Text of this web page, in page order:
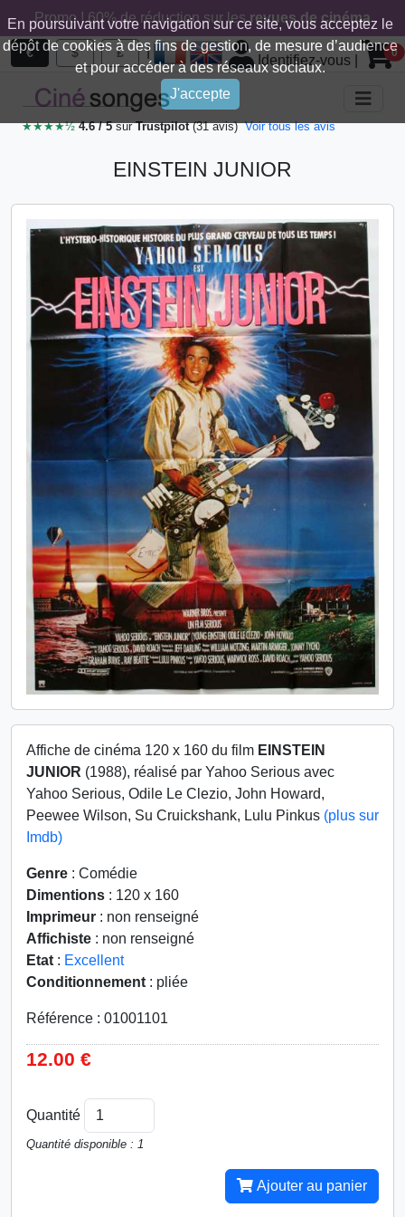
En poursuivant votre navigation sur ce site, vous acceptez le
dépôt de cookies à des fins de gestion, de mesure d’audience
et pour accéder à des réseaux sociaux.
J'accepte
Promo ! 60% de réduction sur lesrevues de cinéma
€ $ £ |
Identifiez-vous 0
★★★★½4.6 / 5surTrustpilot(31 avis) Voir tous les avis
EINSTEIN JUNIOR
Affiche de cinéma 120 x 160 du film EINSTEIN
JUNIOR (1988), réalisé par Yahoo Serious avec
Yahoo Serious, Odile Le Clezio, John Howard,
Peewee Wilson, Su Cruickshank, Lulu Pinkus (plus sur
Imdb)
Genre : Comédie
Dimentions : 120 x 160
Imprimeur : non renseigné
Affichiste : non renseigné
Etat: Excellent
Conditionnement: pliée
Référence : 01001101
12.00 €
Quantité
Quantité disponible : 1
Ajouter au panier